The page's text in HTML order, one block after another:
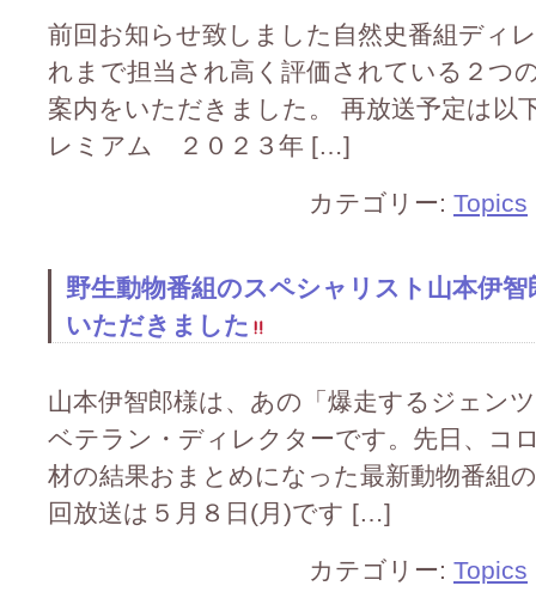
前回お知らせ致しました自然史番組ディ
れまで担当され高く評価されている２つ
案内をいただきました。 再放送予定は
レミアム ２０２３年 […]
カテゴリー: Topics
野生動物番組のスペシャリスト山本伊
いただきました
山本伊智郎様は、あの「爆走するジェン
ベテラン・ディレクターです。先日、コ
材の結果おまとめになった最新動物番組
回放送は５月８日(月)です […]
カテゴリー: Topics